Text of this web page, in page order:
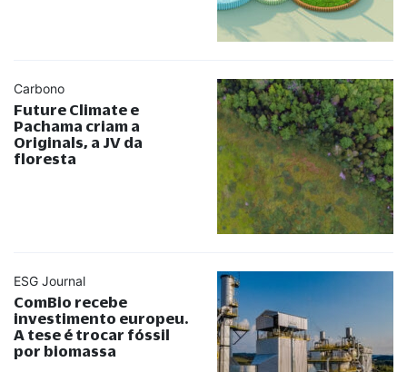
Carbono
Future Climate e
Pachama criam a
Originals, a JV da
floresta
ESG Journal
ComBio recebe
investimento europeu.
A tese é trocar fóssil
por biomassa